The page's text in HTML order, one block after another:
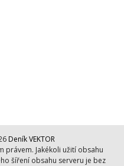
Deník VEKTOR
právem. Jakékoli užití obsahu
šíření obsahu serveru je bez